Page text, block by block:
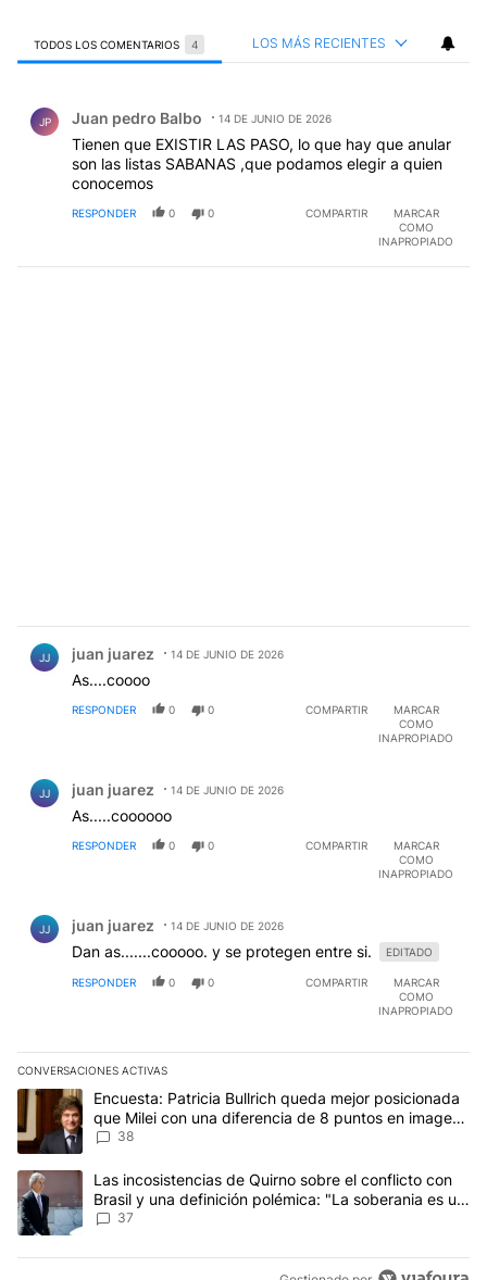
TODOS LOS COMENTARIOS 4 LOS MÁS RECIENTES
JP Juan pedro Balbo 14 DE JUNIO DE 2026
Tienen que EXISTIR LAS PASO, lo que hay que anular
son las listas SABANAS ,que podamos elegir a quien
conocemos
RESPONDER 0 0 COMPARTIR
MARCAR
COMO
INAPROPIADO
JJ juan juarez 14 DE JUNIO DE 2026
As....coooo
RESPONDER 0 0 COMPARTIR
MARCAR
COMO
INAPROPIADO
JJ juan juarez 14 DE JUNIO DE 2026
As.....coooooo
RESPONDER 0 0 COMPARTIR
MARCAR
COMO
INAPROPIADO
JJ juan juarez 14 DE JUNIO DE 2026
Dan as.......cooooo. y se protegen entre si. EDITADO
RESPONDER 0 0 COMPARTIR
MARCAR
COMO
INAPROPIADO
CONVERSACIONES ACTIVAS
Este listado muestra los artículos con más comentarios en los
Un artículo de tendencia con el título "Encuesta: Patricia
Encuesta: Patricia Bullrich queda mejor posicionada
que Milei con una diferencia de 8 puntos en imagen
negativa
38
Un artículo de tendencia con el título "Las incosistencias de
Las incosistencias de Quirno sobre el conflicto con
Brasil y una definición polémica: "La soberania es un
concepto antiguo"
37